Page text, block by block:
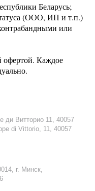
Беларусь;
(ООО, ИП и т.п.)
или
офертой. Каждое
ди Витторио 11, 40057
di Vittorio, 11, 40057
г. Минск,